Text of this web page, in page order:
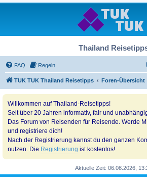
Thailand
FAQ Regeln
TUK TUK Thailand Reisetipps Foren-Übersicht
Willkommen auf Thailand-Reisetipps!
Seit über 20 Jahren informativ, fair und
Das Forum von Reisenden für Reisende. Werde
und registriere dich!
Nach der Registrierung kannst du den ganzen
nutzen. Die Registrierung ist kostenlos!
Aktuelle Zeit: 06.08.2026,